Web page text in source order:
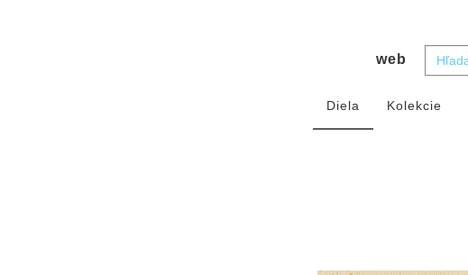
web
Diela Kolekcie